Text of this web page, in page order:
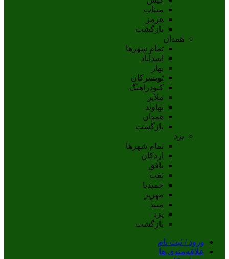
ميناب
هرمز
بازگشت
همدان
تمام شهر‌ها
اسدآباد
بهار
تويسرکان
کبودراهنگ
ملاير
نهاوند
همدان
بازگشت
یزد
تمام شهر‌ها
اردکان
بافق
تفت
حميديا
مهریز
ميبد
يزد
بازگشت
ورود / ثبت نام
علاقه‌مندی ها